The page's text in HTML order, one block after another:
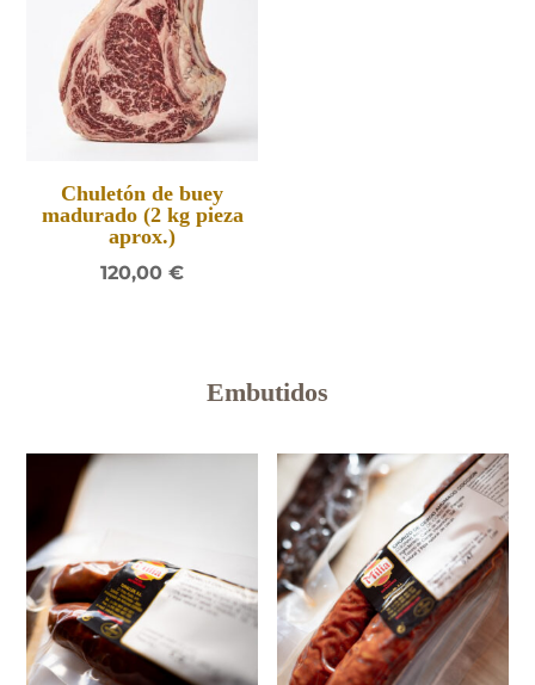
Chuletón de buey
madurado (2 kg pieza
aprox.)
120,00€
Embutidos